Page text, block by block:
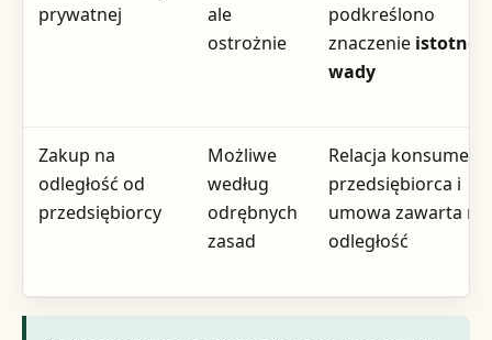
prywatnej
ale
ostrożnie
podkreślono
znaczenie istotnej
wady
Zakup na
odległość od
przedsiębiorcy
Możliwe
według
odrębnych
zasad
Relacja konsument-
przedsiębiorca i
umowa zawarta na
odległość